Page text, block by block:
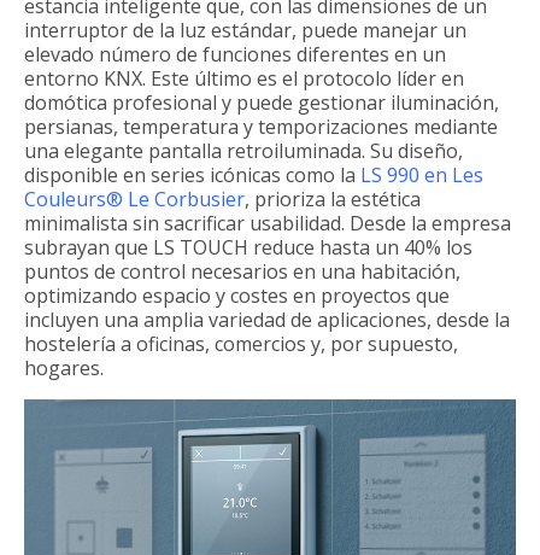
estancia inteligente que, con las dimensiones de un
interruptor de la luz estándar, puede manejar un
elevado número de funciones diferentes en un
entorno KNX. Este último es el protocolo líder en
domótica profesional y puede gestionar iluminación,
persianas, temperatura y temporizaciones mediante
una elegante pantalla retroiluminada. Su diseño,
disponible en series icónicas como la LS 990 en Les
Couleurs® Le Corbusier, prioriza la estética
minimalista sin sacrificar usabilidad. Desde la empresa
subrayan que LS TOUCH reduce hasta un 40% los
puntos de control necesarios en una habitación,
optimizando espacio y costes en proyectos que
incluyen una amplia variedad de aplicaciones, desde la
hostelería a oficinas, comercios y, por supuesto,
hogares.